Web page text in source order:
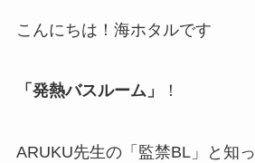
こんにちは！海ホタルです
「発熱バスルーム」 ！
ARUKU先生の「監禁BL」と知